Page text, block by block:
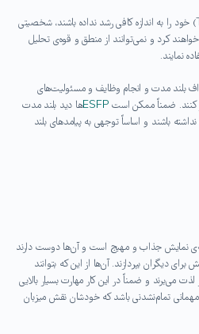
ها ترجیح فکری (T) خود را به اندازه کافی رشد نداده باشند، شخصیتی
کرد و نمی‌توانند از منطق و قوه‌ی تحلیل
نمایند.
بلند مدت و انجام وظایف و مسئولیت‌های
کنند. ضمناً ممکن است ESFPها دید بلند مدت
باشند و اساساً توجهی به پیامد‌های بلند
نمایش جذاب و مهیج است و آن‌ها دوست دارند
دیگران بپردازند. آن‌ها از این که بتوانند
می‌برند و ضمناً در این کار مهارت بسیار بالایی
تمام‌نشدنی باشد که خودشان نقش میزبان